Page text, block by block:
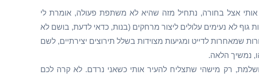
אותי אצל בחורה, נתחיל מזה שהיא לא משתפת פעולה, אומרת לי
לא נעימים עלולים ליצור מרחקים (בנות, כדאי לדעת, בושם לא
שמאחרות לדייט ומגיעות מצוידות בשלל תירוצים יצירתיים, לשם
נמשיך הלאה.
רק מישהי שתצליח להעיר אותי כשאני נרדם. לא קרה לכם